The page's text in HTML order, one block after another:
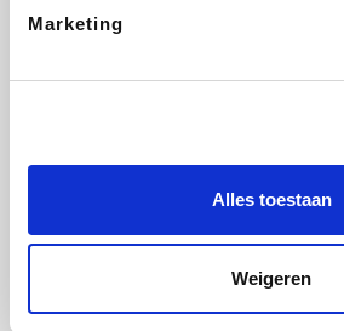
Marketing
Alles toestaan
Weigeren
My Jewellery Tennis Point